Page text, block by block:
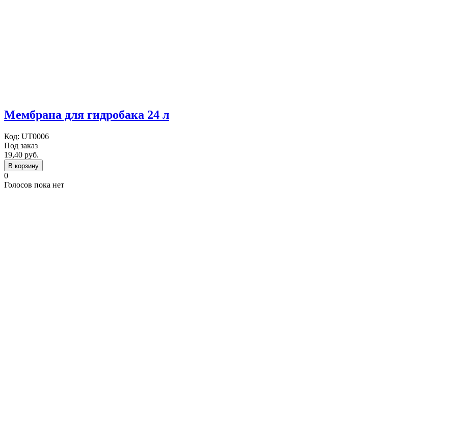
Мембрана для гидробака 24 л
Код: UT0006
Под заказ
19,40 руб.
В корзину
0
Голосов пока нет